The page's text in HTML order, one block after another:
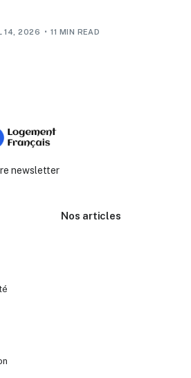
14, 2026 11 MIN READ
newsletter
Nos articles